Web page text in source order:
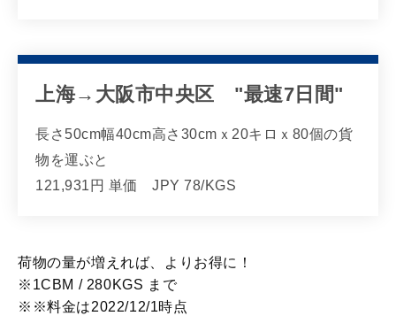
上海→大阪市中央区 "最速7日間"
長さ50cm幅40cm高さ30cmｘ20キロｘ80個の貨
物を運ぶと
121,931円 単価 JPY 78/KGS
荷物の量が増えれば、よりお得に！
※1CBM / 280KGS まで
※ ※料金は2022/12/1時点